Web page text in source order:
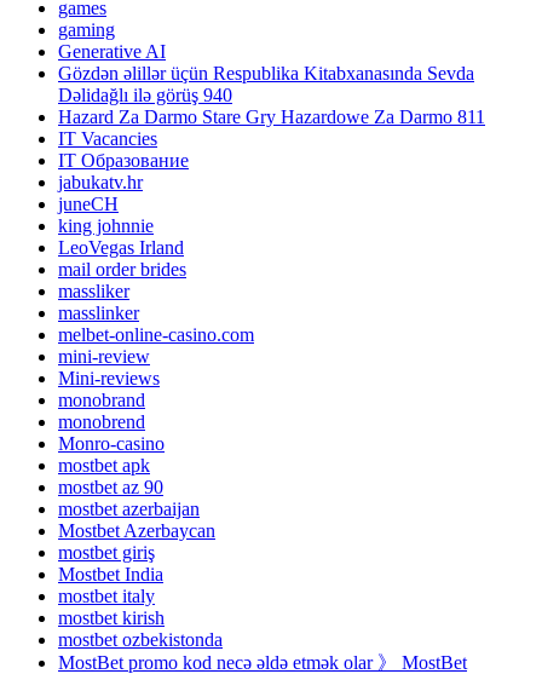
games
gaming
Generative AI
Gözdən əlillər üçün Respublika Kitabxanasında Sevda
Dəlidağlı ilə görüş 940
Hazard Za Darmo Stare Gry Hazardowe Za Darmo 811
IT Vacancies
IT Образование
jabukatv.hr
juneCH
king johnnie
LeoVegas Irland
mail order brides
massliker
masslinker
melbet-online-casino.com
mini-review
Mini-reviews
monobrand
monobrend
Monro-casino
mostbet apk
mostbet az 90
mostbet azerbaijan
Mostbet Azerbaycan
mostbet giriş
Mostbet India
mostbet italy
mostbet kirish
mostbet ozbekistonda
MostBet promo kod necə əldə etmək olar 》 MostBet